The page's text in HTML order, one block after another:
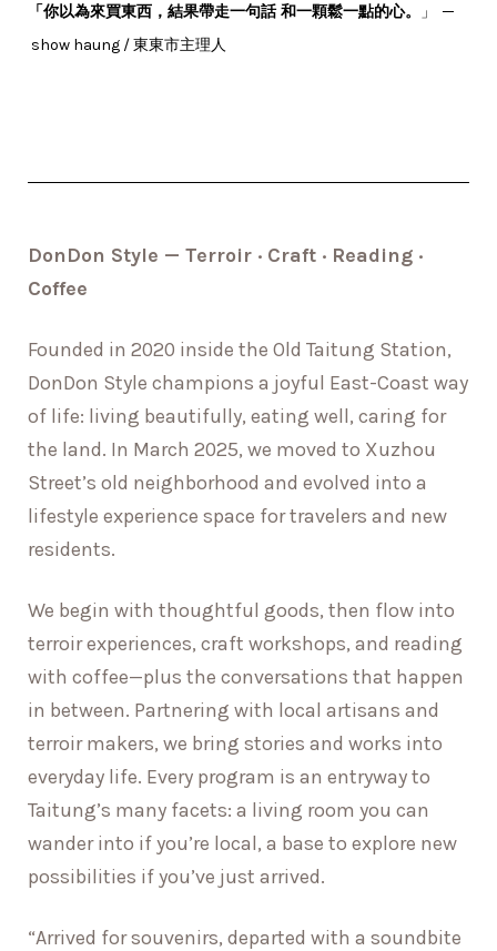
「你以為來買東西，結果帶走一句話 和一顆鬆一點的心。
」 ─
show haung / 東東市主理人
DonDon Style — Terroir · Craft · Reading ·
Coffee
Founded in 2020 inside the Old Taitung Station,
DonDon Style champions a joyful East-Coast way
of life: living beautifully, eating well, caring for
the land. In March 2025, we moved to Xuzhou
Street’s old neighborhood and evolved into a
lifestyle experience space for travelers and new
residents.
We begin with thoughtful goods, then flow into
terroir experiences, craft workshops, and reading
with coffee—plus the conversations that happen
in between. Partnering with local artisans and
terroir makers, we bring stories and works into
everyday life. Every program is an entryway to
Taitung’s many facets: a living room you can
wander into if you’re local, a base to explore new
possibilities if you’ve just arrived.
“Arrived for souvenirs, departed with a soundbite